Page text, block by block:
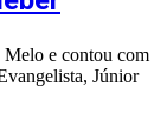
e contou com
Júnior